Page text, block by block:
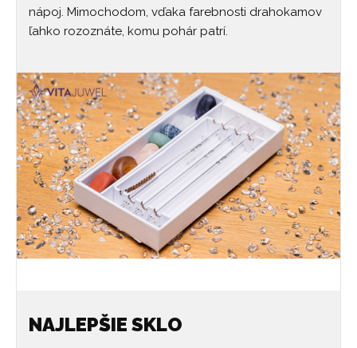
nápoj. Mimochodom, vďaka farebnosti drahokamov
ľahko rozoznáte, komu pohár patrí.
NAJLEPŠIE SKLO